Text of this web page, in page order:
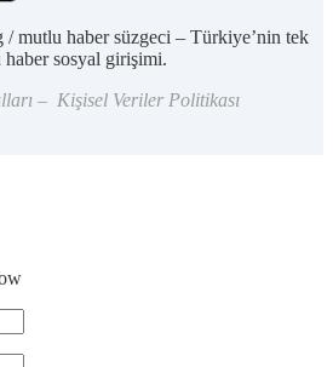
mutlu haber süzgeci – Türkiye’nin tek
haber sosyal girişimi.
– Kişisel Veriler Politikası